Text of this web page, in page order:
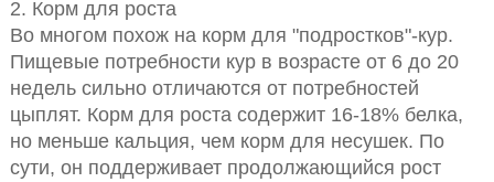
2. Корм для роста
Во многом похож на корм для "подростков"-кур.
Пищевые потребности кур в возрасте от 6 до 20
недель сильно отличаются от потребностей
цыплят. Корм для роста содержит 16-18% белка,
но меньше кальция, чем корм для несушек. По
сути, он поддерживает продолжающийся рост